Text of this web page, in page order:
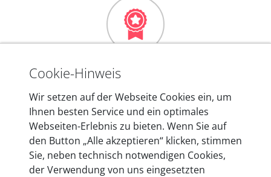
Mehr als 10 Jahre Erfahrung
In den Kfz-Diagnosegeräten von autoaid stecken
mehr als 10 Jahre Erfahrung, und auch in Zukunft
entwickeln wir unsere Produkte am Standort in
Berlin laufend weiter. Auf diese Qualität vertrauen
heute mehr als 60.000 Privatkunden und
Unternehmen.
Cookie-Hinweis
Wir setzen auf der Webseite Cookies ein, um
Ihnen besten Service und ein optimales
Webseiten-Erlebnis zu bieten. Wenn Sie auf
den Button „Alle akzeptieren“ klicken, stimmen
Sie, neben technisch notwendigen Cookies,
der Verwendung von uns eingesetzten